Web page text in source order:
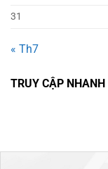
31
« Th7
TRUY CẬP NHANH